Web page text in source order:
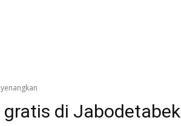
di Jabodetabek